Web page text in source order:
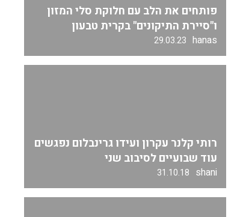
פותחים את הלב עם חלוקת סלי המזון
ו"סיירת התיקונים" בקרית טבעון
hanas
29.03.23
רותי קלנר עקרון ועידו גרינבלום נפגשים
עוד שבועיים לסיבוב שני
shani
31.10.18